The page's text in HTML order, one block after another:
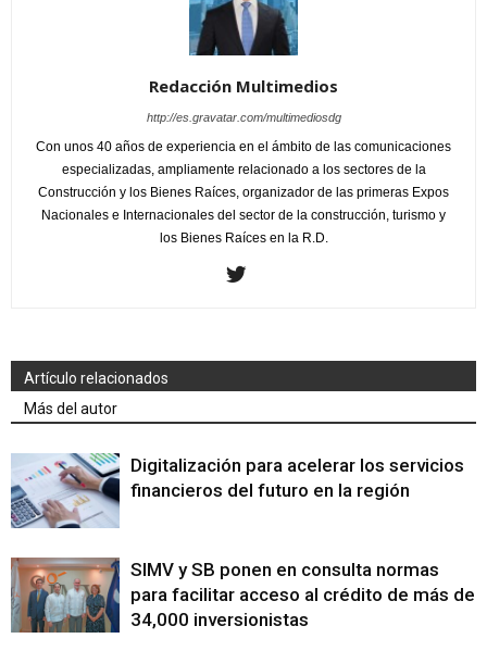
Redacción Multimedios
http://es.gravatar.com/multimediosdg
Con unos 40 años de experiencia en el ámbito de las comunicaciones
especializadas, ampliamente relacionado a los sectores de la
Construcción y los Bienes Raíces, organizador de las primeras Expos
Nacionales e Internacionales del sector de la construcción, turismo y
los Bienes Raíces en la R.D.
Artículo relacionados
Más del autor
Digitalización para acelerar los servicios
financieros del futuro en la región
SIMV y SB ponen en consulta normas
para facilitar acceso al crédito de más de
34,000 inversionistas